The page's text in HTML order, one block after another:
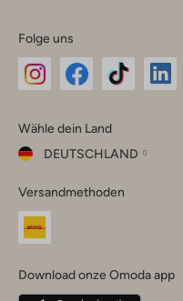
Folge uns
Instagram
Facebook
TikTok
Wähle dein Land
DEUTSCHLAND
dein
Land
Belgique(Français)
Versandmethoden
Download onze Omoda app